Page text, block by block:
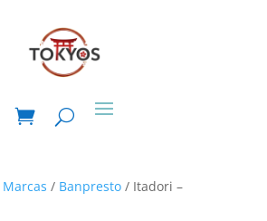
Marcas / Banpresto/ Itadori –